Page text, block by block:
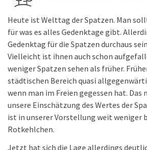
Heute ist Welttag der Spatzen. Man
für was es alles Gedenktage gibt.
Gedenktag für die Spatzen durchaus
Vielleicht ist ihnen auch schon
weniger Spatzen sehen als früher.
städtischen Bereich quasi
wenn man im Freien gegessen hat.
unsere Einschätzung des Wertes der
ist in unserer Vorstellung weit weniger
Rotkehlchen.
Jetzt hat sich die Lage allerdings